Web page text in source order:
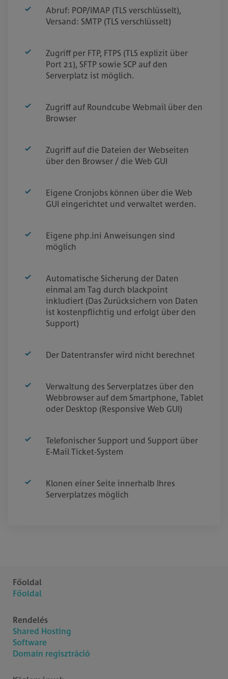
Abruf: POP/IMAP (TLS verschlüsselt),
Versand: SMTP (TLS verschlüsselt)
Zugriff per FTP, FTPS (TLS explizit über
Port 21), SFTP sowie SCP auf den
Serverplatz ist möglich.
Zugriff auf Roundcube Webmail über den
Browser
Zugriff auf die Dateien der Webseiten
über den Browser / die Web GUI
Eigene Cronjobs können über die Web
GUI eingerichtet und verwaltet werden.
Eigene php.ini Anweisungen sind
möglich
Automatische Sicherung der Daten
einmal am Tag durch blackpoint
inkludiert (Das Zurücksichern von Daten
ist kostenpflichtig und erfolgt über den
Support)
Der Datentransfer wird nicht berechnet
Verwaltung des Serverplatzes über den
Webbrowser auf dem Smartphone, Tablet
oder Desktop (Responsive Web GUI)
Telefonischer Support und Support über
E-Mail Ticket-System
Klonen einer Seite innerhalb Ihres
Serverplatzes möglich
Főoldal
Főoldal
Rendelés
Shared Hosting
Software
Domain regisztráció